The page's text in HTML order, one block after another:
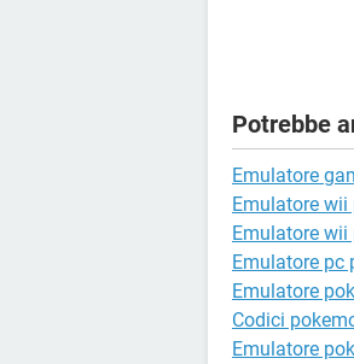
Potrebbe
Emulatore
Emulatore wii
Emulatore wii
Emulatore pc
Emulatore
Codici
Emulatore